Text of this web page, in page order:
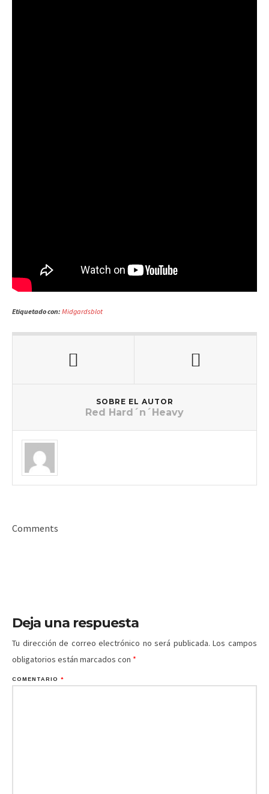
Etiquetado con: Midgardsblot
SOBRE EL AUTOR
Red Hard´n´Heavy
Comments
Deja una respuesta
Tu dirección de correo electrónico no será publicada. Los campos
obligatorios están marcados con *
COMENTARIO *